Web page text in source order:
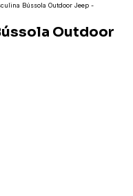
Bússola Outdoor Jeep -
Outdoor